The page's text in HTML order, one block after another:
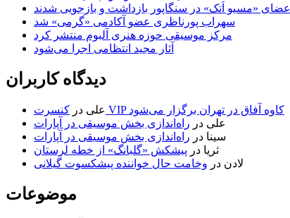
اعضای «مسیو اَتک» در سنگاپور بازداشت و بازجویی شدند
سهراب پورناظری عضو آکادمی «گرمی» شد
مرکز موسیقی حوزه هنری آلبوم منتشر کرد
آثار مجید انتظامی اجرا می‌شود
دیدگاه کاربران
علی در
کنسرت VIP کاوه آفاق در تهران برگزار می‌شود
علی در راه‌اندازی بخش موسیقی در آپارات
سینا در راه‌اندازی بخش موسیقی در آپارات
ثریا در پیشکش «گلبانگ» از خطه لرستان
لادن در وخامت حال خواننده پیشکسوت گیلانی
موضوعات